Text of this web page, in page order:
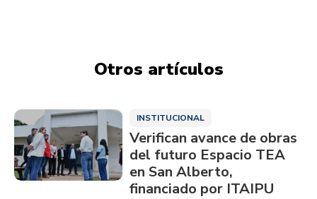
Otros artículos
INSTITUCIONAL
Verifican avance de obras
del futuro Espacio TEA
en San Alberto,
financiado por ITAIPU